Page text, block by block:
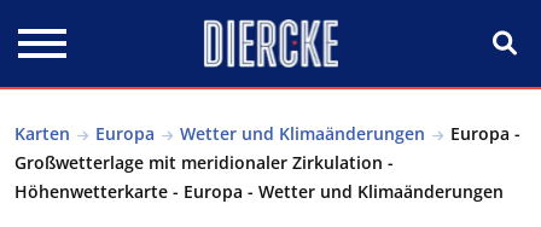
Karten Europa Wetter und Klimaänderungen
Europa -
Großwetterlage mit meridionaler Zirkulation -
Höhenwetterkarte - Europa - Wetter und Klimaänderungen